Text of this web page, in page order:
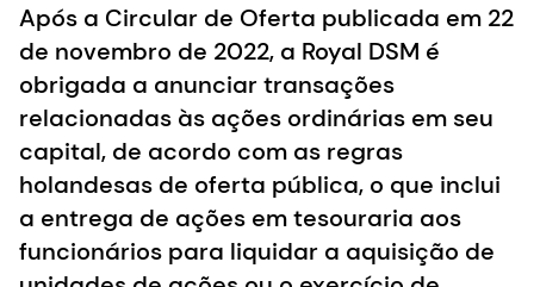
Após a Circular de Oferta publicada em 22
de novembro de 2022, a Royal DSM é
obrigada a anunciar transações
relacionadas às ações ordinárias em seu
capital, de acordo com as regras
holandesas de oferta pública, o que inclui
a entrega de ações em tesouraria aos
funcionários para liquidar a aquisição de